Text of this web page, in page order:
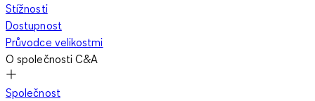
Stížnosti
Dostupnost
Průvodce velikostmi
O společnosti C&A
Společnost